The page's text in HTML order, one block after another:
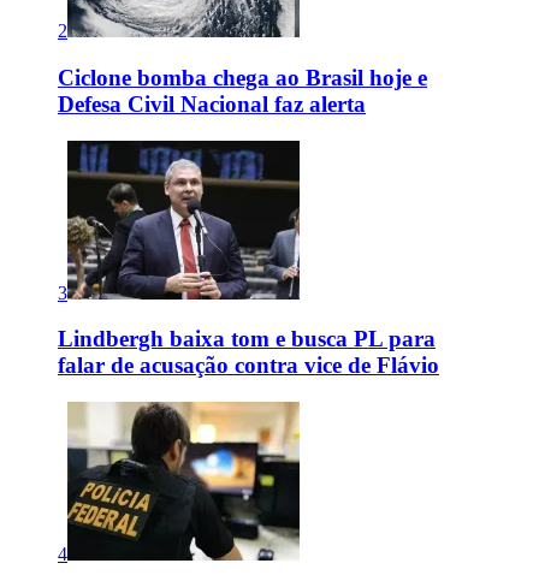
2
Ciclone bomba chega ao Brasil hoje e
Defesa Civil Nacional faz alerta
3
Lindbergh baixa tom e busca PL para
falar de acusação contra vice de Flávio
4